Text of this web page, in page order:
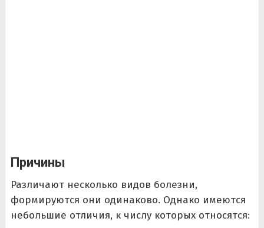
Причины
Различают несколько видов болезни,
формируются они одинаково. Однако имеются
небольшие отличия, к числу которых относятся: